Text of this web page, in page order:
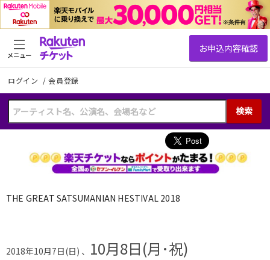
ログイン /会員登録
検索
メニュー
THE GREAT SATSUMANIAN HESTIVAL 2018
2018年10月7日(日) 、 10月8日(月･祝)